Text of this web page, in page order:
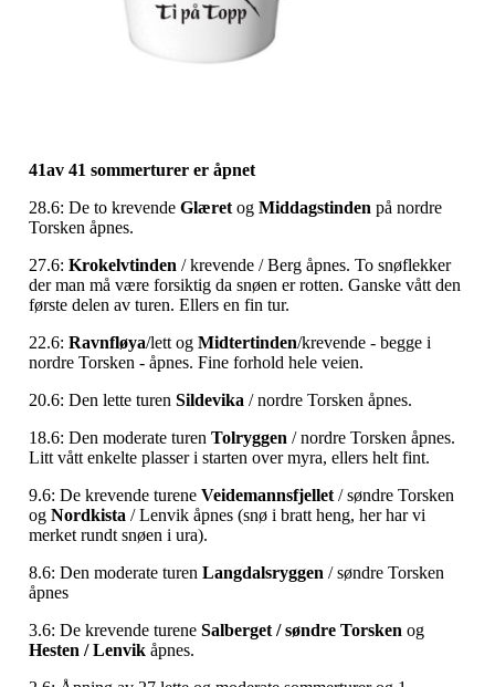
41av 41 sommerturer er åpnet
28.6: De to krevende Glæret og Middagstinden på nordre
Torsken åpnes.
27.6: Krokelvtinden / krevende / Berg åpnes. To snøflekker
der man må være forsiktig da snøen er rotten. Ganske vått den
første delen av turen. Ellers en fin tur.
22.6: Ravnfløya/lett og Midtertinden/krevende - begge i
nordre Torsken - åpnes. Fine forhold hele veien.
20.6: Den lette turen Sildevika / nordre Torsken åpnes.
18.6: Den moderate turen Tolryggen / nordre Torsken åpnes.
Litt vått enkelte plasser i starten over myra, ellers helt fint.
9.6: De krevende turene Veidemannsfjellet / søndre Torsken
og Nordkista / Lenvik åpnes (snø i bratt heng, her har vi
merket rundt snøen i ura).
8.6: Den moderate turen Langdalsryggen / søndre Torsken
åpnes
3.6: De krevende turene Salberget / søndre Torsken og
Hesten / Lenvik åpnes.